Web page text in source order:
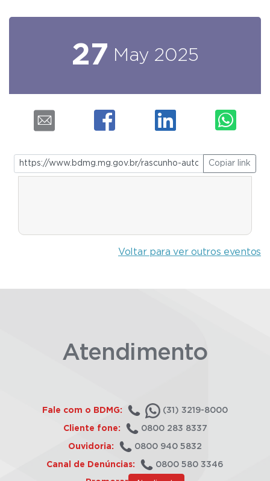
27 May 2025
Copiar link
Voltar para ver outros eventos
Atendimento
Fale com o BDMG: (31) 3219-8000
Cliente fone: 0800 283 8337
Ouvidoria: 0800 940 5832
Canal de Denúncias: 0800 580 3346